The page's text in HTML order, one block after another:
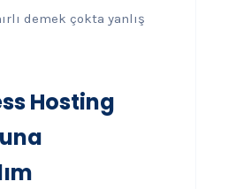
demek çokta yanlış
Hosting